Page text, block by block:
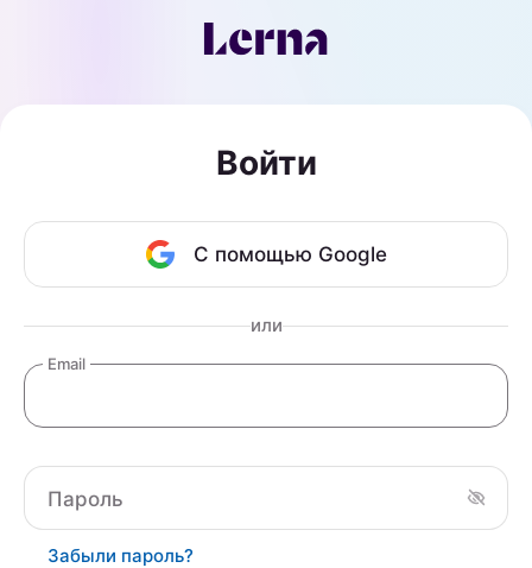
Войти
С помощью Google
или
Email
Пароль
Забыли пароль?